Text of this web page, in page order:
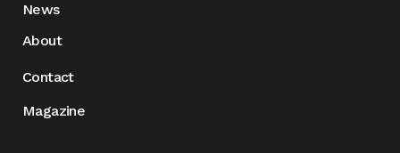
News
About
Contact
Magazine